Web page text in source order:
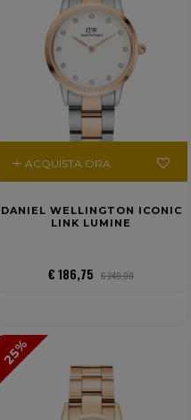
ACQUISTA ORA
DANIEL WELLINGTON ICONIC
LINK LUMINE
€ 186,75 € 249,00
25%